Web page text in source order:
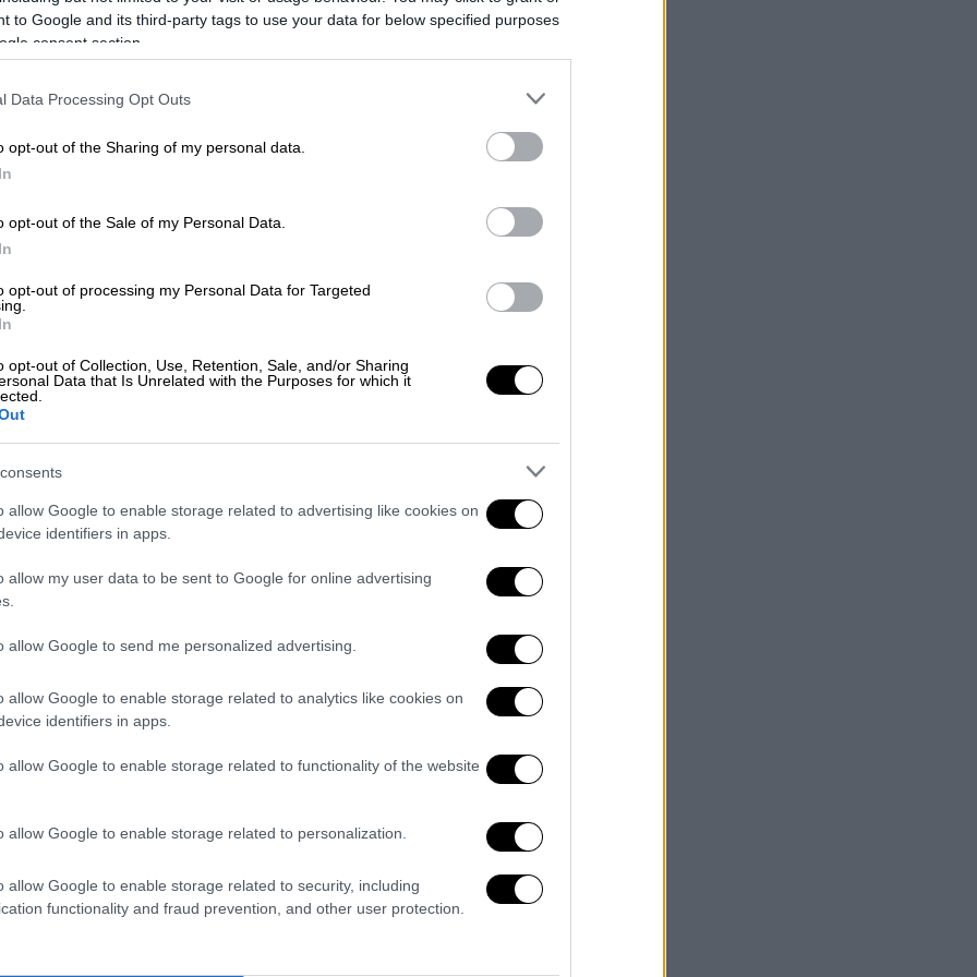
to Google and its third-party tags to use your data for below specified purposes
consent section.
Data Processing Opt Outs
opt-out of the Sharing of my personal data.
opt-out of the Sale of my Personal Data.
opt-out of processing my Personal Data for Targeted
opt-out of Collection, Use, Retention, Sale, and/or Sharing
Data that Is Unrelated with the Purposes for which it
allow Google to enable storage related to advertising like cookies on
identifiers in apps.
allow my user data to be sent to Google for online advertising
allow Google to send me personalized advertising.
allow Google to enable storage related to analytics like cookies on
identifiers in apps.
allow Google to enable storage related to functionality of the website
allow Google to enable storage related to personalization.
allow Google to enable storage related to security, including
functionality and fraud prevention, and other user protection.
στον Μεσσηνιακό Κόλπο -
φάνηκε βέβαιη ότι
πολύ γνώριμο από την εισβολή της
video
πάνω από την πρωτεύουσα γύρω
επιδρομής, αλλά «η αεράμυνα δεν ήταν